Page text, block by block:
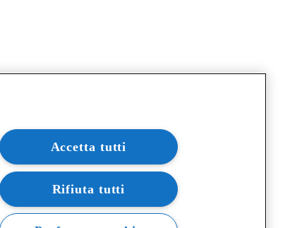
Accetta tutti
Rifiuta tutti